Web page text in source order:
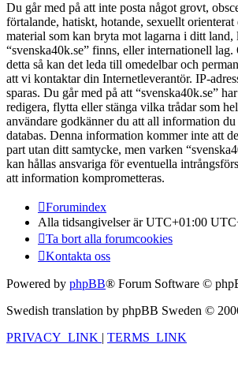
Du går med på att inte posta något grovt,
förtalande, hatiskt, hotande, sexuellt orienterat
material som kan bryta mot lagarna i ditt land,
“svenska40k.se” finns, eller internationell
detta så kan det leda till omedelbar och
att vi kontaktar din Internetleverantör. IP-
sparas. Du går med på att “svenska40k.se”
redigera, flytta eller stänga vilka trådar som
användare godkänner du att all information
databas. Denna information kommer inte att
part utan ditt samtycke, men varken
kan hållas ansvariga för eventuella
att information komprometteras.
Forumindex
Alla tidsangivelser är UTC+01:00
Ta bort alla forumcookies
Kontakta oss
Powered by phpBB® Forum Software ©
Swedish translation by phpBB Sweden ©
PRIVACY_LINK | TERMS_LINK